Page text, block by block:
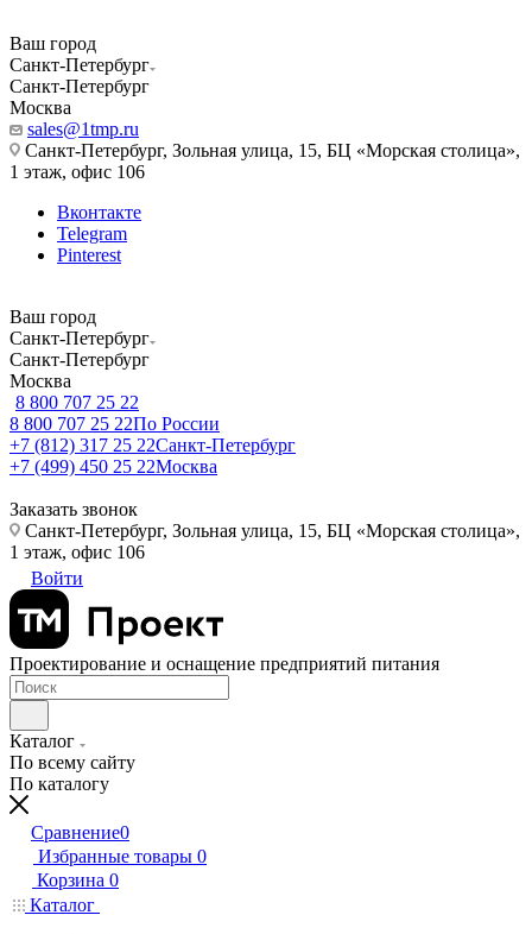
Ваш город
Санкт-Петербург
Санкт-Петербург
Москва
sales@1tmp.ru
Санкт-Петербург, Зольная улица, 15, БЦ «Морская столица»,
1 этаж, офис 106
Вконтакте
Telegram
Pinterest
Ваш город
Санкт-Петербург
Санкт-Петербург
Москва
8 800 707 25 22
8 800 707 25 22По России
+7 (812) 317 25 22Санкт-Петербург
+7 (499) 450 25 22Москва
Заказать звонок
Санкт-Петербург, Зольная улица, 15, БЦ «Морская столица»,
1 этаж, офис 106
Войти
Проектирование и оснащение предприятий питания
Каталог
По всему сайту
По каталогу
Сравнение0
Избранные товары 0
Корзина 0
Каталог